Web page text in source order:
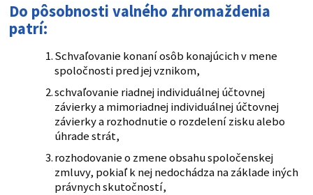
Do pôsobnosti valného zhromaždenia
patrí:
Schvaľovanie konaní osôb konajúcich v mene
spoločnosti pred jej vznikom,
schvaľovanie riadnej individuálnej účtovnej
závierky a mimoriadnej individuálnej účtovnej
závierky a rozhodnutie o rozdelení zisku alebo
úhrade strát,
rozhodovanie o zmene obsahu spoločenskej
zmluvy, pokiaľ k nej nedochádza na základe iných
právnych skutočností,